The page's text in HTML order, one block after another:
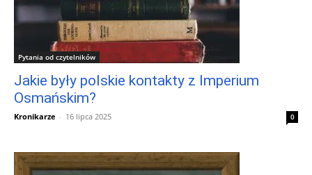
Pytania od czytelników
Jakie były polskie kontakty z Imperium
Osmańskim?
Kronikarze - 16 lipca 2025 0